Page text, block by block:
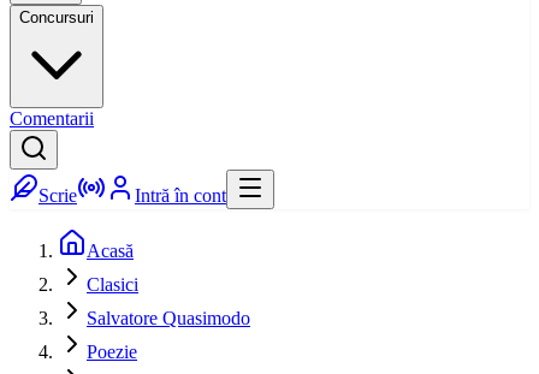
Concursuri
Comentarii
Scrie Intră în cont
Acasă
Clasici
Salvatore Quasimodo
Poezie